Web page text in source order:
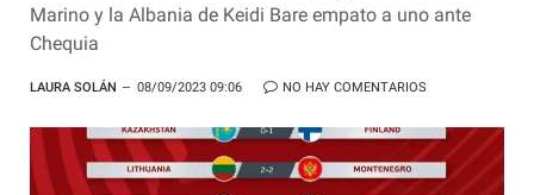
Marino y la Albania de Keidi Bare empato a uno ante
Chequia
LAURA SOLÁN 08/09/2023 09:06 NO HAY COMENTARIOS